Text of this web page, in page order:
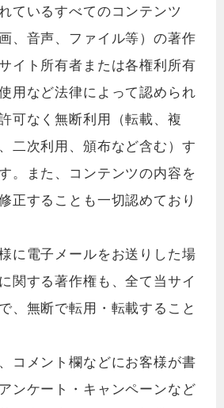
ているすべてのコンテンツ
、音声、ファイル等）の著作
イト所有者または各権利所有
用など法律によって認められ
可なく無断利用（転載、複
二次利用、頒布など含む）す
。また、コンテンツの内容を
正することも一切認めており
に電子メールをお送りした場
関する著作権も、全て当サイ
、無断で転用・転載すること
コメント欄などにお客様が書
ンケート・キャンペーンなど